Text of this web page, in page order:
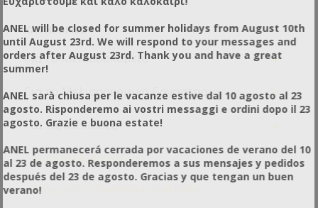
ΚΑΤΗΓΟΡΊΕΣ
Για το Μελισσοκομείο +
Για το Μελισσοκομικό Εργαστήριο +
Για τις Μέλισσες
Για το Μελισσοκόμο -
Ρουχισμός - Προστατευτικά μέσα
ANEL will be closed for summer holidays from August 10th
until August 23rd. We will respond to your messages and
orders after August 23rd. Thank you and have a great
summer!
ANEL sarà chiusa per le vacanze estive dal 10 agosto al 23
agosto. Risponderemo ai vostri messaggi e ordini dopo il 23
agosto. Grazie e buona estate!
ANEL permanecerá cerrada por vacaciones de verano del 10
al 23 de agosto. Responderemos a sus mensajes y pedidos
después del 23 de agosto. Gracias y que tengan un buen
verano!